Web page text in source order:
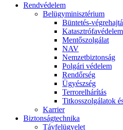
Rendvédelem
Belügyminisztérium
Büntetés-
Katasztrófavédelem
Mentőszolgálat
NAV
Nemzetbiztonság
Polgári védelem
Rendőrség
Ügyészség
Terrorelhárítás
Titkosszolgálatok
Karrier
Biztonságtechnika
Távfelügyelet